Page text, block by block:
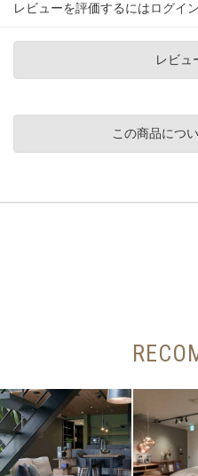
レビューを評価するにはログイン
レビュ
この商品につ